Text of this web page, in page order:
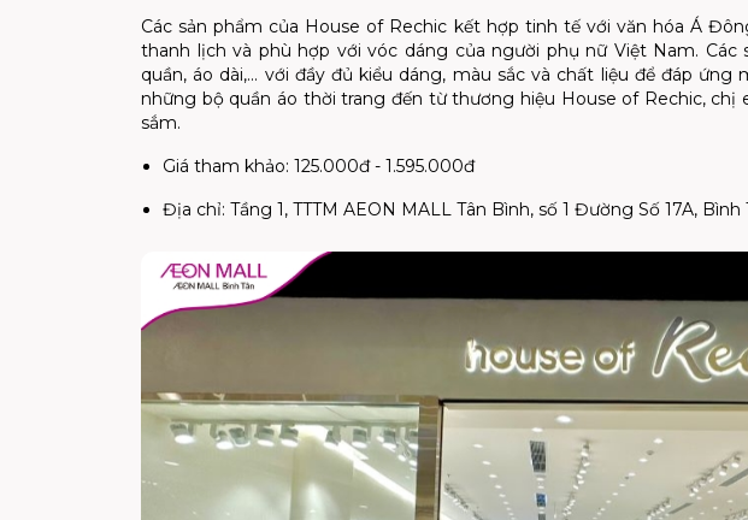
Các sản phẩm của House of Rechic kết hợp tinh tế với văn hóa Á
thanh lịch và phù hợp với vóc dáng của người phụ nữ Việt Nam. Các
quần, áo dài,... với đầy đủ kiểu dáng, màu sắc và chất liệu để đáp
những bộ quần áo thời trang đến từ thương hiệu House of Rechic, chị
sắm.
Giá tham khảo: 125.000đ - 1.595.000đ
Địa chỉ: Tầng 1, TTTM AEON MALL Tân Bình, số 1 Đường Số 17A,